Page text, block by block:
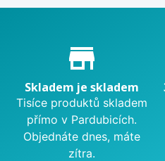
Proč nakupovat u nás?
store_mall_directory
Skladem je skladem
Tisíce produktů skladem
přímo v Pardubicích.
Objednáte dnes, máte
zítra.